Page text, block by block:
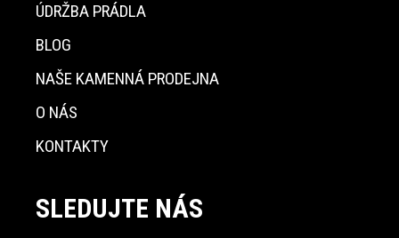
ÚDRŽBA PRÁDLA
BLOG
NAŠE KAMENNÁ PRODEJNA
O NÁS
KONTAKTY
SLEDUJTE NÁS